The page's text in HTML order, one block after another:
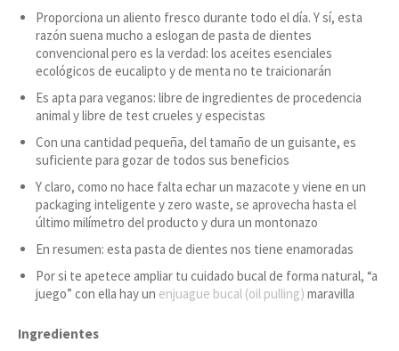
Proporciona un aliento fresco durante todo el día. Y sí, esta
razón suena mucho a eslogan de pasta de dientes
convencional pero es la verdad: los aceites esenciales
ecológicos de eucalipto y de menta no te traicionarán
Es apta para veganos: libre de ingredientes de procedencia
animal y libre de test crueles y especistas
Con una cantidad pequeña, del tamaño de un guisante, es
suficiente para gozar de todos sus beneficios
Y claro, como no hace falta echar un mazacote y viene en un
packaging inteligente y zero waste, se aprovecha hasta el
último milímetro del producto y dura un montonazo
En resumen: esta pasta de dientes nos tiene enamoradas
Por si te apetece ampliar tu cuidado bucal de forma natural, “a
juego” con ella hay un enjuague bucal (oil pulling) maravilla
Ingredientes